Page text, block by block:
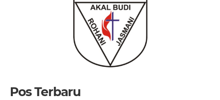
Pos Terbaru